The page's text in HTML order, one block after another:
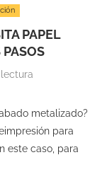
PAPEL
metalizado?
para
este caso, para